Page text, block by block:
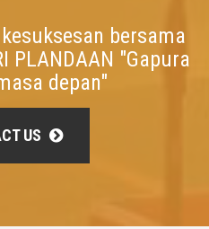
bersama
PLANDAAN "Gapura
depan"
US